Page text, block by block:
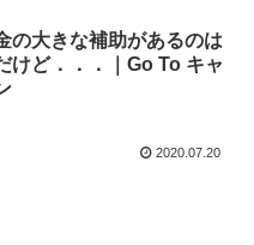
の大きな補助があるのは
けど．．．｜Go To キャ
2020.07.20